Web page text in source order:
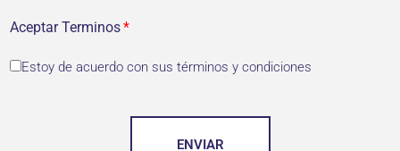
Aceptar Terminos
Estoy de acuerdo con sus términos y condiciones
ENVIAR